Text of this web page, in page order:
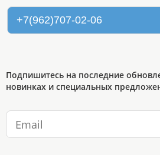
+7(962)707-02-06
Подпишитесь на последние
новинках и специальных